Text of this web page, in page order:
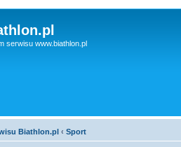
serwisu www.biathlon.pl
Biathlon.pl ‹ Sport